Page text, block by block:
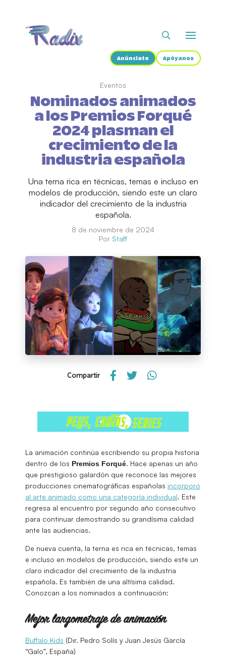
Anúnciate Apóyanos
Eventos
Nominados animados
a los Premios Forqué
2024 plasman el
crecimiento de la
industria española
Una terna rica en técnicas, temas e incluso en
modelos de producción, siendo este un claro
indicador del crecimiento de la industria
española.
8 de noviembre de 2024
Por Staff
Compartir
La animación continúa escribiendo su propia historia
dentro de los Premios Forqué. Hace apenas un año
que prestigioso galardón que reconoce las mejores
producciones cinematográficas españolas incorporó
al arte animado como una categoría individual. Este
regresa al encuentro por segundo año consecutivo
para continuar demostrando su grandísima calidad
ante las audiencias.
De nueva cuenta, la terna es rica en técnicas, temas
e incluso en modelos de producción, siendo este un
claro indicador del crecimiento de la industria
española. Es también de una altísima calidad.
Conozcan a los nominados a continuación:
Mejor largometraje de animación
Buffalo Kids (Dir. Pedro Solís y Juan Jesús García
“Galo”, España)